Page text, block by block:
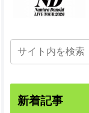
新着記事